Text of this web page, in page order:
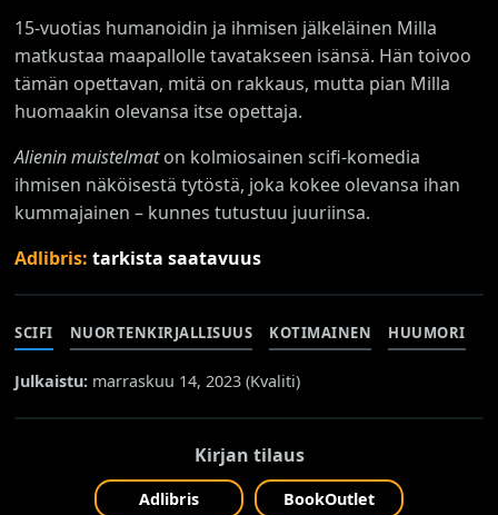
15-vuotias humanoidin ja ihmisen jälkeläinen Milla
matkustaa maapallolle tavatakseen isänsä. Hän toivoo
tämän opettavan, mitä on rakkaus, mutta pian Milla
huomaakin olevansa itse opettaja.
Alienin muistelmaton kolmiosainen scifi-komedia
ihmisen näköisestä tytöstä, joka kokee olevansa ihan
kummajainen – kunnes tutustuu juuriinsa.
Adlibris:tarkista saatavuus
SCIFI NUORTENKIRJALLISUUS KOTIMAINEN HUUMORI
Julkaistu: marraskuu 14, 2023 (Kvaliti)
Kirjan tilaus
Adlibris BookOutlet